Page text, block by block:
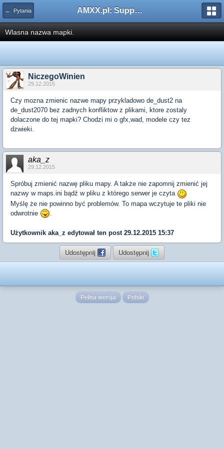
← Pytania AMXX.pl: Support AMX Mod X i SourceMod
Wlasna nazwa mapki.
NiczegoWinien
29.12.2015
Czy mozna zmienic nazwe mapy przykladowo de_dust2 na
de_dust2070 bez zadnych konfliktow z plikami, ktore zostaly
dolaczone do tej mapki? Chodzi mi o gfx,wad, modele czy tez
dzwieki.
aka_z
29.12.2015
Spróbuj zmienić nazwę pliku mapy. A także nie zapomnij zmienić jej
nazwy w maps.ini bądź w pliku z którego serwer je czyta
Myślę że nie powinno być problemów. To mapa wczytuje te pliki nie
odwrotnie
Użytkownik aka_z edytował ten post 29.12.2015 15:37
Udostępnij Udostępnij
Pełna wersja Polski